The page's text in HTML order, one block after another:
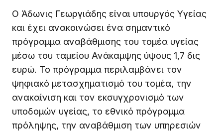
Ο Άδωνις Γεωργιάδης είναι υπουργός Υγείας
και έχει ανακοινώσει ένα σημαντικό
πρόγραμμα αναβάθμισης του τομέα υγείας
μέσω του ταμείου Ανάκαμψης ύψους 1,7 δις
ευρώ. Το πρόγραμμα περιλαμβάνει τον
ψηφιακό μετασχηματισμό του τομέα, την
ανακαίνιση και τον εκσυγχρονισμό των
υποδομών υγείας, το εθνικό πρόγραμμα
πρόληψης, την αναβάθμιση των υπηρεσιών